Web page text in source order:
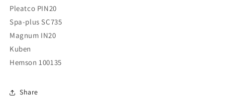
Pleatco PIN20
Spa-plus SC735
Magnum IN20
Kuben
Hemson 100135
Share